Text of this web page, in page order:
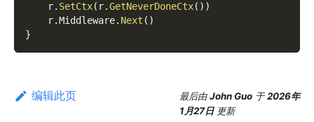
    r
. SetCtx( r.GetNeverDoneCtx( ) )
    r
.Middleware. Next ( )
}
编辑此页 最后由John Guo 于2026年
1月27日 更新